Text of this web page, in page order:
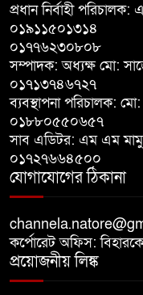
প্রধান নির্বাহী
০১৯১১৫০১৩১৪
০১৭৭৬২৩০৮০৮
সম্পাদক: অধ্যক্ষ মো:
০১৭১৩৭৪৬৭২৭
ব্যবস্থাপনা পরিচালক:
০১৮৮০৫৫০৬৫৭
সাব এডিটর: এম এম
০১৭২৭৬৬৪৫০০
যোগাযোগের ঠিকানা
কর্পোরেট অফিস:
প্রয়োজনীয় লিঙ্ক